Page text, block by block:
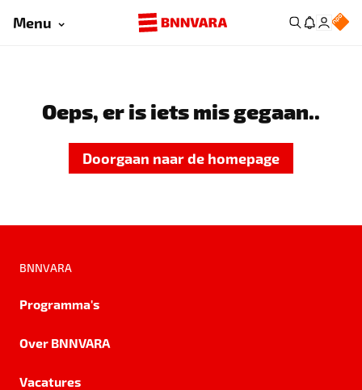
Menu
Oeps, er is iets mis gegaan..
Doorgaan naar de homepage
BNNVARA
Programma's
Over BNNVARA
Vacatures